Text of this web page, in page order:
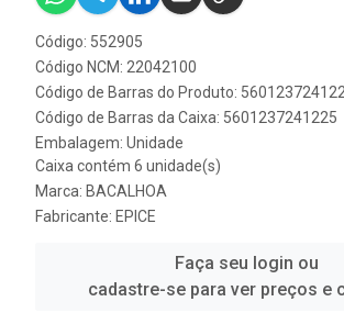
Código: 552905
Código NCM: 22042100
Código de Barras do Produto:
Código de Barras da Caixa: 5601237241225
Embalagem: Unidade
Caixa contém 6 unidade(s)
Marca: BACALHOA
Fabricante: EPICE
Faça seu login ou
cadastre-se para ver preços e